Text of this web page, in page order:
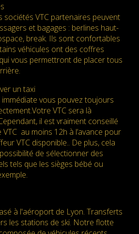
sociétés VTC partenaires peuvent
et bagages : berlines haut-
break. Ils sont confortables
véhicules ont des coffres
vous permettront de placer tous
un taxi
vous pouvez toujours
VTC sera là
il est vraiment conseillé
au moins 12h à l’avance pour
VTC disponible.. De plus, cela
de sélectionner des
tels que les sièges bébé ou
à l'aéroport de Lyon. Transferts
les stations de ski. Notre flotte